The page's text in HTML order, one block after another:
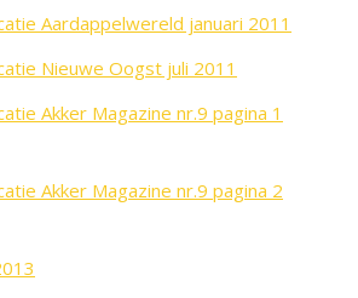
Aardappelwereld januari 2011
Nieuwe Oogst juli 2011
Akker Magazine nr.9 pagina 1
Akker Magazine nr.9 pagina 2